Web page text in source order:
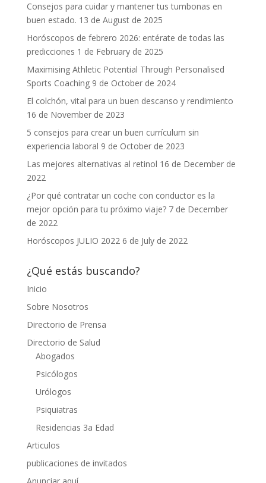
Consejos para cuidar y mantener tus tumbonas en
buen estado. 13 de August de 2025
Horóscopos de febrero 2026: entérate de todas las
predicciones 1 de February de 2025
Maximising Athletic Potential Through Personalised
Sports Coaching 9 de October de 2024
El colchón, vital para un buen descanso y rendimiento
16 de November de 2023
5 consejos para crear un buen currículum sin
experiencia laboral 9 de October de 2023
Las mejores alternativas al retinol 16 de December de
2022
¿Por qué contratar un coche con conductor es la
mejor opción para tu próximo viaje? 7 de December
de 2022
Horóscopos JULIO 2022 6 de July de 2022
¿Qué estás buscando?
Inicio
Sobre Nosotros
Directorio de Prensa
Directorio de Salud
Abogados
Psicólogos
Urólogos
Psiquiatras
Residencias 3a Edad
Articulos
publicaciones de invitados